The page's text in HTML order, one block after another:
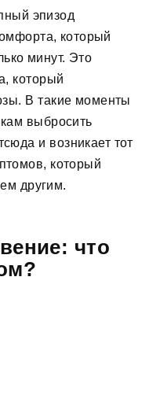
эпизод
который
минут. Это
который
В такие моменты
выбросить
и возникает тот
который
другим.
что